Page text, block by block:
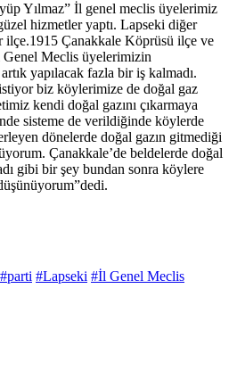
Yılmaz” İl genel meclis üyelerimiz
hizmetler yaptı. Lapseki diğer
ilçe.1915 Çanakkale Köprüsü ilçe ve
Meclis üyelerimizin
yapılacak fazla bir iş kalmadı.
biz köylerimize de doğal gaz
kendi doğal gazını çıkarmaya
sisteme de verildiğinde köylerde
dönelerde doğal gazın gitmediği
Çanakkale’de beldelerde doğal
gibi bir şey bundan sonra köylere
#parti #Lapseki #İl Genel Meclis